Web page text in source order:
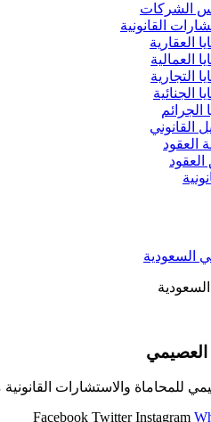
الشركات
القانونية
العقارية
العمالية
التجارية
الجنائية
الجرائم
القانوني
العقود
العقود
العصيمي
للمحاماة والاستشارات
Facebook Twitter Instagram